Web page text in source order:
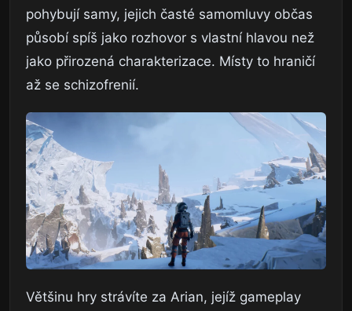
pohybují samy, jejich časté samomluvy občas
působí spíš jako rozhovor s vlastní hlavou než
jako přirozená charakterizace. Místy to hraničí
až se schizofrenií.
Většinu hry strávíte za Arian, jejíž gameplay